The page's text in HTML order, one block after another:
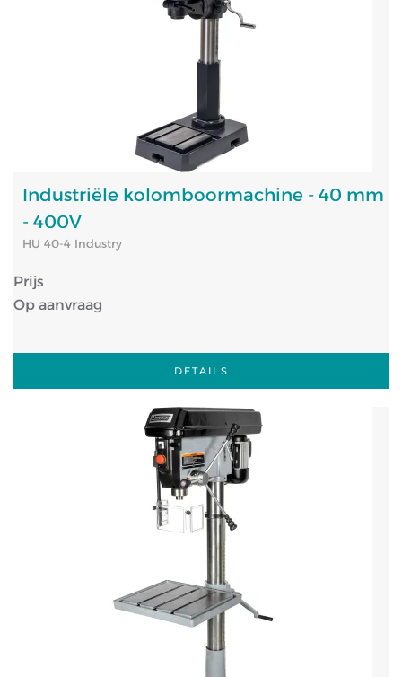
Industriële kolomboormachine - 40 mm
- 400V
HU 40-4 Industry
Prijs
Op aanvraag
DETAILS